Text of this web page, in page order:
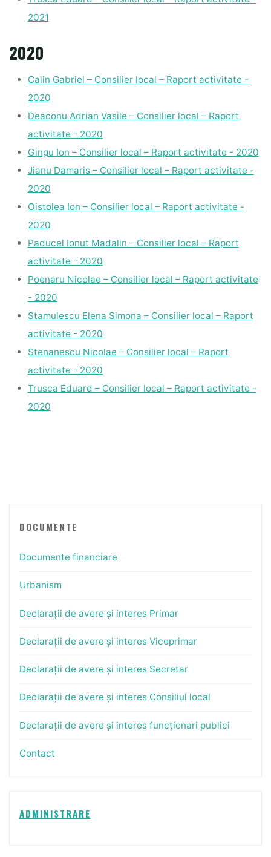
2021
2020
Calin Gabriel – Consilier local – Raport activitate -
2020
Deaconu Adrian Vasile – Consilier local – Raport
activitate - 2020
Gingu Ion – Consilier local – Raport activitate - 2020
Jianu Damaris – Consilier local – Raport activitate -
2020
Oistolea Ion – Consilier local – Raport activitate -
2020
Paducel Ionut Madalin – Consilier local – Raport
activitate - 2020
Poenaru Nicolae – Consilier local – Raport activitate
- 2020
Stamulescu Elena Simona – Consilier local – Raport
activitate - 2020
Stenanescu Nicolae – Consilier local – Raport
activitate - 2020
Trusca Eduard – Consilier local – Raport activitate -
2020
DOCUMENTE
Documente financiare
Urbanism
Declarații de avere și interes Primar
Declarații de avere și interes Viceprimar
Declarații de avere și interes Secretar
Declarații de avere și interes Consiliul local
Declarații de avere și interes funcționari publici
Contact
ADMINISTRARE